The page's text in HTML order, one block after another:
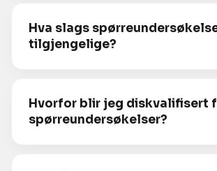
Hva slags
tilgjengelige?
Hvorfor blir jeg diskvalifisert
spørreundersøkelser?